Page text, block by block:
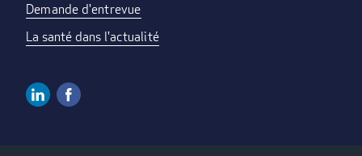
Demande d'entrevue
La santé dans l'actualité
Linkedin